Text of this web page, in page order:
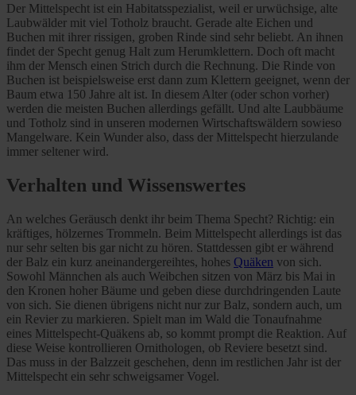
Der Mittelspecht ist ein Habitatsspezialist, weil er urwüchsige, alte
Laubwälder mit viel Totholz braucht. Gerade alte Eichen und
Buchen mit ihrer rissigen, groben Rinde sind sehr beliebt. An ihnen
findet der Specht genug Halt zum Herumklettern. Doch oft macht
ihm der Mensch einen Strich durch die Rechnung. Die Rinde von
Buchen ist beispielsweise erst dann zum Klettern geeignet, wenn der
Baum etwa 150 Jahre alt ist. In diesem Alter (oder schon vorher)
werden die meisten Buchen allerdings gefällt. Und alte Laubbäume
und Totholz sind in unseren modernen Wirtschaftswäldern sowieso
Mangelware. Kein Wunder also, dass der Mittelspecht hierzulande
immer seltener wird.
Verhalten und Wissenswertes
An welches Geräusch denkt ihr beim Thema Specht? Richtig: ein
kräftiges, hölzernes Trommeln. Beim Mittelspecht allerdings ist das
nur sehr selten bis gar nicht zu hören. Stattdessen gibt er während
der Balz ein kurz aneinandergereihtes, hohes Quäken von sich.
Sowohl Männchen als auch Weibchen sitzen von März bis Mai in
den Kronen hoher Bäume und geben diese durchdringenden Laute
von sich. Sie dienen übrigens nicht nur zur Balz, sondern auch, um
ein Revier zu markieren. Spielt man im Wald die Tonaufnahme
eines Mittelspecht-Quäkens ab, so kommt prompt die Reaktion. Auf
diese Weise kontrollieren Ornithologen, ob Reviere besetzt sind.
Das muss in der Balzzeit geschehen, denn im restlichen Jahr ist der
Mittelspecht ein sehr schweigsamer Vogel.